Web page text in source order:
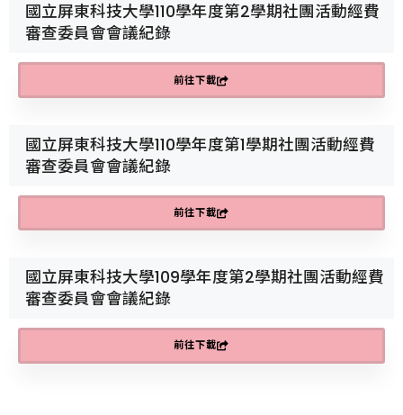
國立屏東科技大學110學年度第2學期社團活動經費
審查委員會會議紀錄
前往下載
國立屏東科技大學110學年度第1學期社團活動經費
審查委員會會議紀錄
前往下載
國立屏東科技大學109學年度第2學期社團活動經費
審查委員會會議紀錄
前往下載